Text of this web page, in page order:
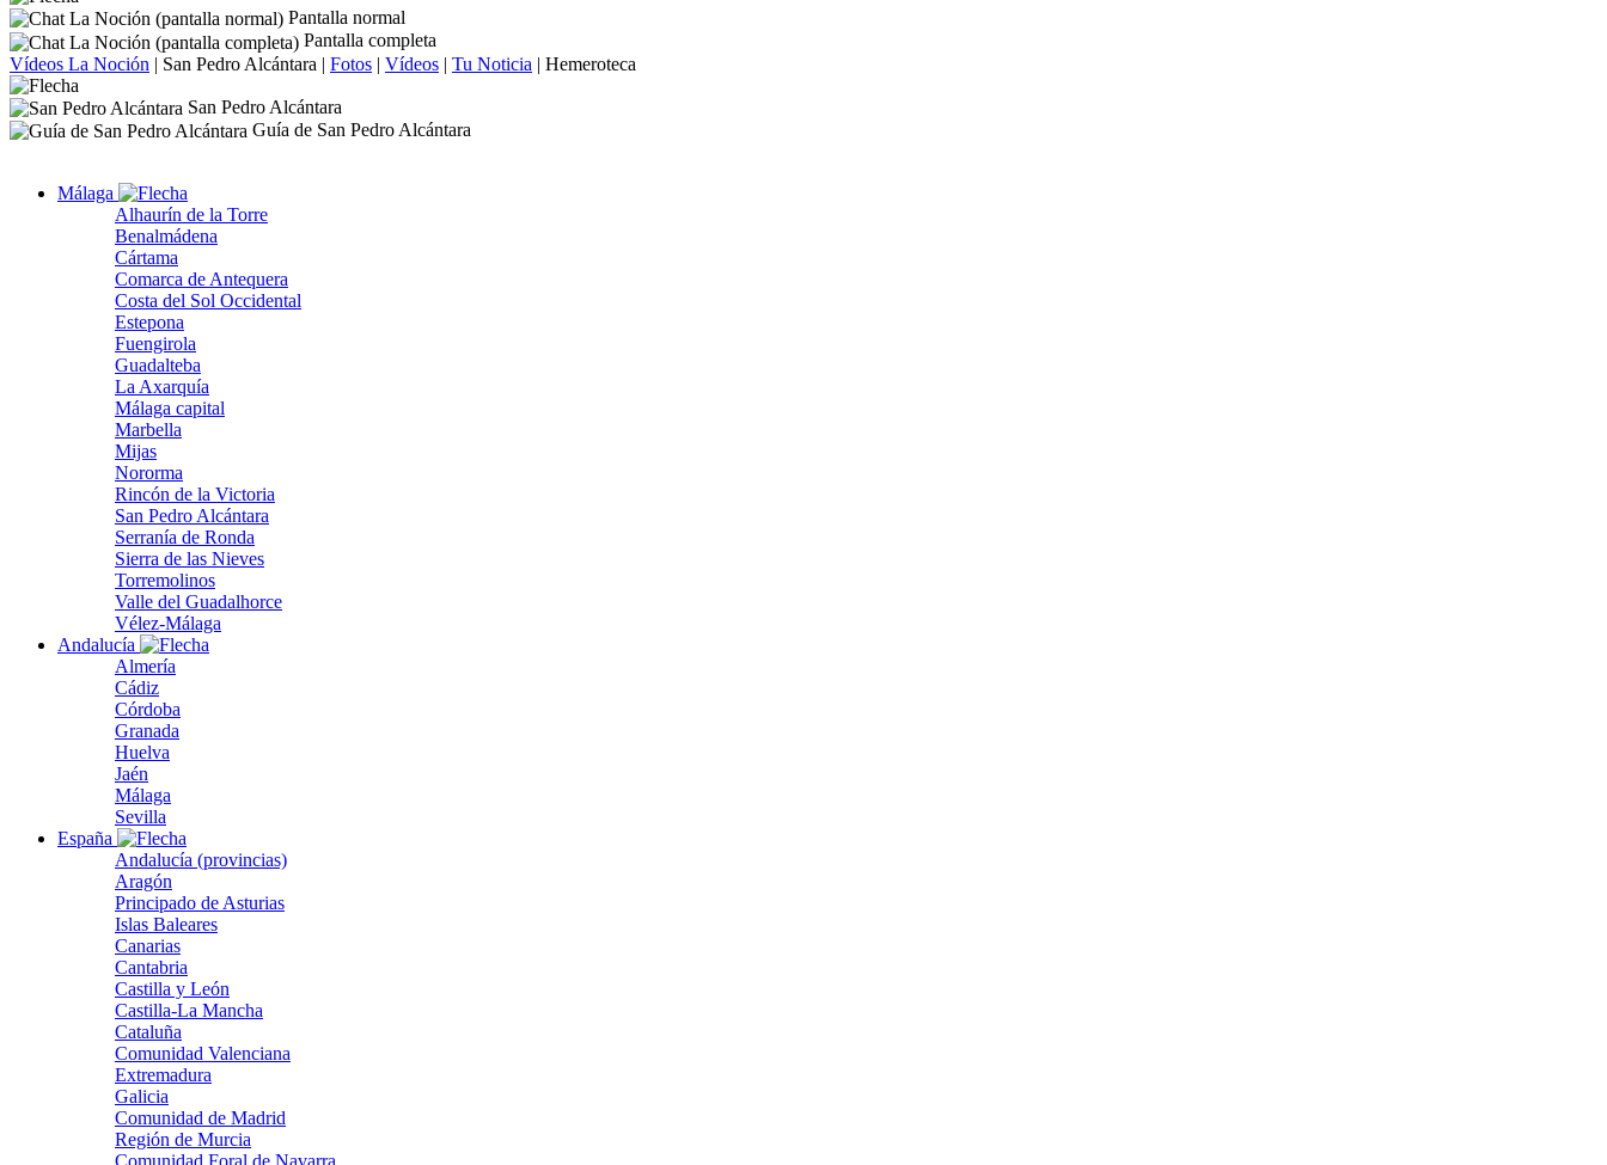
Pantalla normal
Pantalla completa
Vídeos La Noción | San Pedro Alcántara | Fotos | Vídeos | Tu Noticia | Hemeroteca
San Pedro Alcántara
Guía de San Pedro Alcántara
Málaga
Alhaurín de la Torre
Benalmádena
Cártama
Comarca de Antequera
Costa del Sol Occidental
Estepona
Fuengirola
Guadalteba
La Axarquía
Málaga capital
Marbella
Mijas
Nororma
Rincón de la Victoria
San Pedro Alcántara
Serranía de Ronda
Sierra de las Nieves
Torremolinos
Valle del Guadalhorce
Vélez-Málaga
Andalucía
Almería
Cádiz
Córdoba
Granada
Huelva
Jaén
Málaga
Sevilla
España
Andalucía (provincias)
Aragón
Principado de Asturias
Islas Baleares
Canarias
Cantabria
Castilla y León
Castilla-La Mancha
Cataluña
Comunidad Valenciana
Extremadura
Galicia
Comunidad de Madrid
Región de Murcia